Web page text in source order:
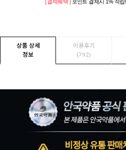
[ 결제혜택 ] 포인트 결제시 1% 적립!
상품 상세
정보
이용후기
(792)